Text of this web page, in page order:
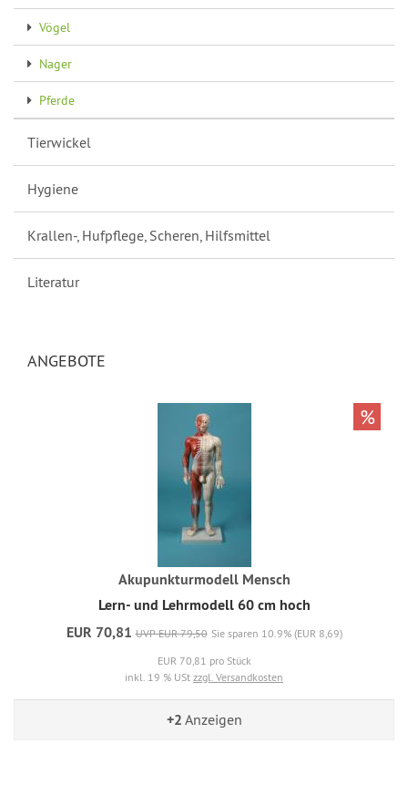
Vögel
Nager
Pferde
Tierwickel
Hygiene
Krallen-, Hufpflege, Scheren, Hilfsmittel
Literatur
ANGEBOTE
Akupunkturmodell Mensch
Lern- und Lehrmodell 60 cm hoch
EUR 70,81 UVP EUR 79,50 Sie sparen 10.9% (EUR 8,69)
EUR 70,81 pro Stück
inkl. 19 % USt zzgl. Versandkosten
%
+2 Anzeigen